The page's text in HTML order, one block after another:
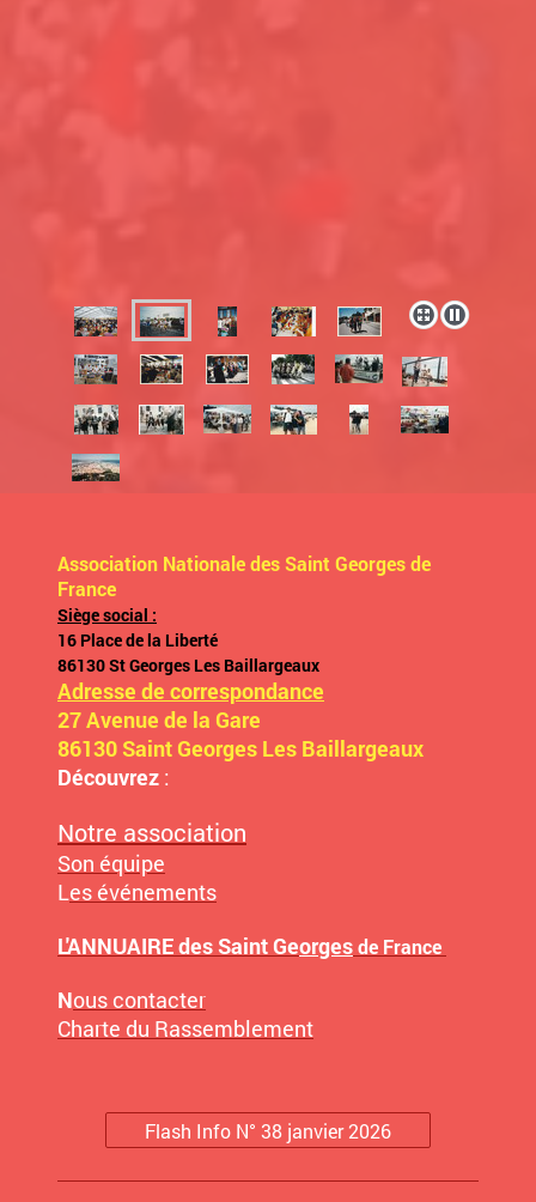
Association Nationale des Saint Georges de
France
Siège social :
16 Place de la Liberté
86130 St Georges Les Baillargeaux
Adresse de correspondance
27 Avenue de la Gare
86130 Saint Georges Les Baillargeaux
Découvrez :
Notre association
Son équipe
Les événements
L'ANNUAIRE des Saint Georgesde France
Nous contacter
Charte du Rassemblement
Flash Info N° 38 janvier 2026